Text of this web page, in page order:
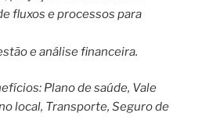
fluxos e processos para
e análise financeira.
Plano de saúde, Vale
local, Transporte, Seguro de